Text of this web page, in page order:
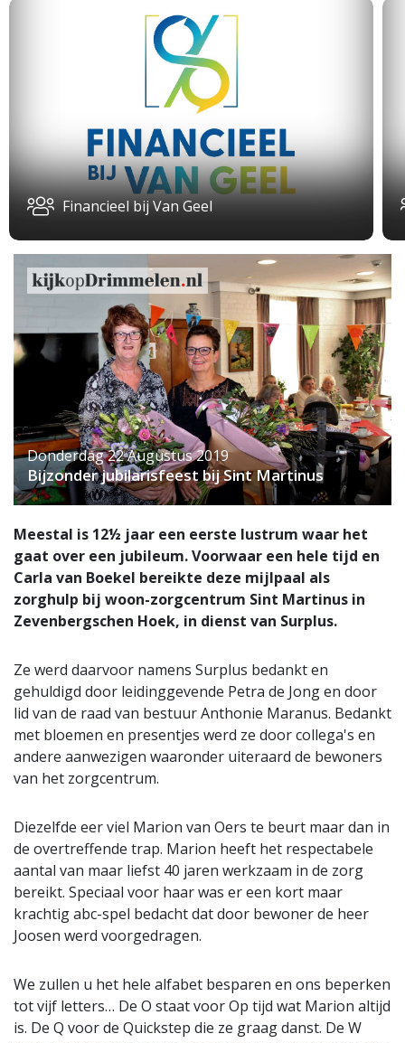
Financieel bij Van Geel
Donderdag 22 Augustus 2019
Bijzonder jubilarisfeest bij Sint Martinus
Meestal is 12½ jaar een eerste lustrum waar het
gaat over een jubileum. Voorwaar een hele tijd en
Carla van Boekel bereikte deze mijlpaal als
zorghulp bij woon-zorgcentrum Sint Martinus in
Zevenbergschen Hoek, in dienst van Surplus.
Ze werd daarvoor namens Surplus bedankt en
gehuldigd door leidinggevende Petra de Jong en door
lid van de raad van bestuur Anthonie Maranus. Bedankt
met bloemen en presentjes werd ze door collega's en
andere aanwezigen waaronder uiteraard de bewoners
van het zorgcentrum.
Diezelfde eer viel Marion van Oers te beurt maar dan in
de overtreffende trap. Marion heeft het respectabele
aantal van maar liefst 40 jaren werkzaam in de zorg
bereikt. Speciaal voor haar was er een kort maar
krachtig abc-spel bedacht dat door bewoner de heer
Joosen werd voorgedragen.
We zullen u het hele alfabet besparen en ons beperken
tot vijf letters… De O staat voor Op tijd wat Marion altijd
is. De Q voor de Quickstep die ze graag danst. De W